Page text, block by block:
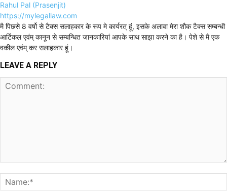
Rahul Pal (Prasenjit)
https://mylegallaw.com
मै पिछसे 8 वर्षो से टैक्स सलाहकार के रूप मे कार्यरत् हूं, इसके अलावा मेरा शौक टैक्स सम्बन्धी
आर्टिकल एवंम् कानून से सम्बन्धित जानकारियां आपके साथ साझा करने का है। पेशे से मै एक
वकील एवंम् कर सलाहकार हूं।
LEAVE A REPLY